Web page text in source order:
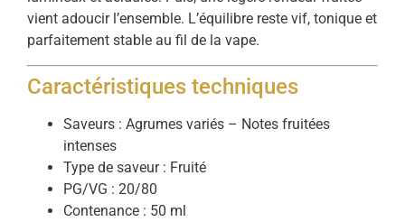
vient adoucir l’ensemble. L’équilibre reste vif, tonique et
parfaitement stable au fil de la vape.
Caractéristiques techniques
Saveurs : Agrumes variés – Notes fruitées
intenses
Type de saveur : Fruité
PG/VG : 20/80
Contenance : 50 ml